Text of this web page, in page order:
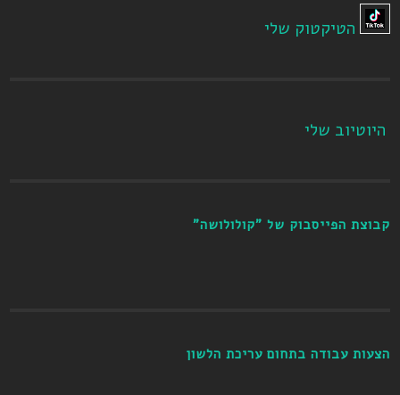
הטיקטוק שלי
היוטיוב שלי
קבוצת הפייסבוק של "קולולושה"
הצעות עבודה בתחום עריכת הלשון